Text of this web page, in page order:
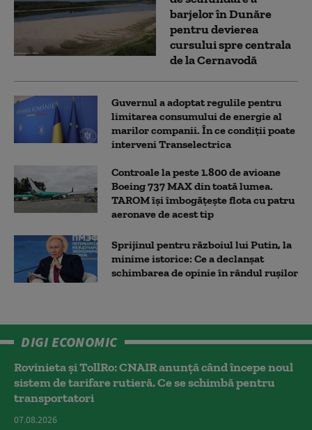
barjelor în Dunăre
pentru devierea
cursului spre centrala
de la Cernavodă
Guvernul a adoptat regulile pentru
limitarea consumului de energie al
marilor companii. În ce condiții poate
interveni Transelectrica
Controale la peste 1.800 de avioane
Boeing 737 MAX din toată lumea.
TAROM își îmbogățește flota cu patru
aeronave de acest tip
Sprijinul pentru războiul lui Putin, la
minime istorice: Ce a declanșat
schimbarea de opinie în rândul rușilor
DIGI ECONOMIC
Rovinieta și TollRo: CNAIR anunță când începe noul
sistem de tarifare rutieră. Ce se schimbă pentru
transportatori
07.08.2026